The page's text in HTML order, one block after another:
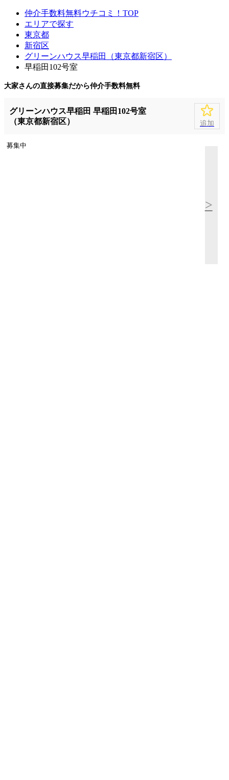
仲介手数料無料ウチコミ！TOP
エリアで探す
東京都
新宿区
グリーンハウス早稲田（東京都新宿区）
早稲田102号室
大家さんの直接募集だから仲介手数料無料
グリーンハウス早稲田 早稲田102号室
（東京都新宿区）
追加
募集中
>